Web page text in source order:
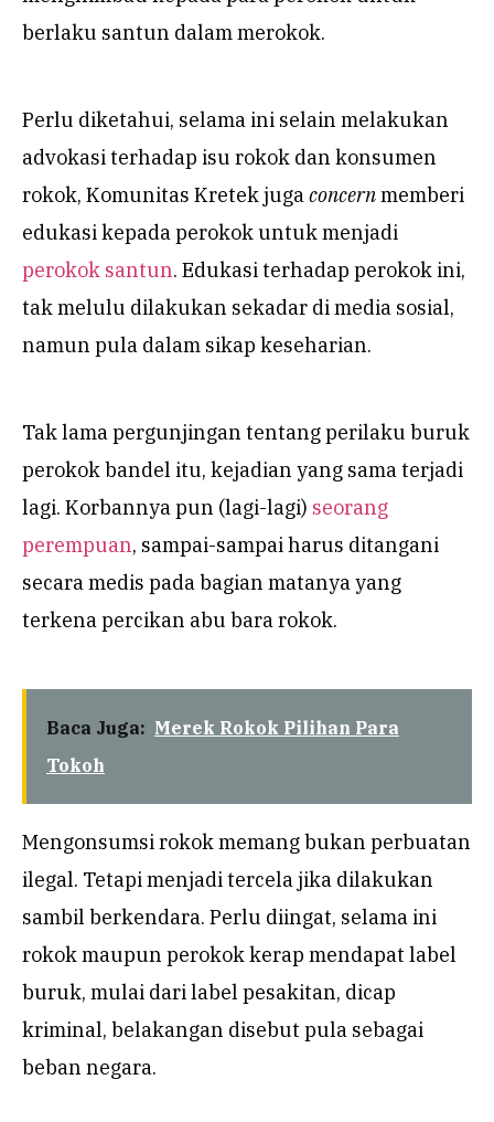
berlaku santun dalam merokok.
Perlu diketahui, selama ini selain melakukan
advokasi terhadap isu rokok dan konsumen
rokok, Komunitas Kretek jugaconcernmemberi
edukasi kepada perokok untuk menjadi
perokok santun. Edukasi terhadap perokok ini,
tak melulu dilakukan sekadar di media sosial,
namun pula dalam sikap keseharian.
Tak lama pergunjingan tentang perilaku buruk
perokok bandel itu, kejadian yang sama terjadi
lagi. Korbannya pun (lagi-lagi) seorang
perempuan, sampai-sampai harus ditangani
secara medis pada bagian matanya yang
terkena percikan abu bara rokok.
Baca Juga: Merek Rokok Pilihan Para
Tokoh
Mengonsumsi rokok memang bukan perbuatan
ilegal. Tetapi menjadi tercela jika dilakukan
sambil berkendara. Perlu diingat, selama ini
rokok maupun perokok kerap mendapat label
buruk, mulai dari label pesakitan, dicap
kriminal, belakangan disebut pula sebagai
beban negara.